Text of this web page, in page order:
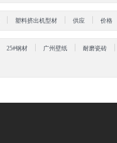
塑料挤出机型材 供应 价格
25#钢材 广州壁纸 耐磨瓷砖